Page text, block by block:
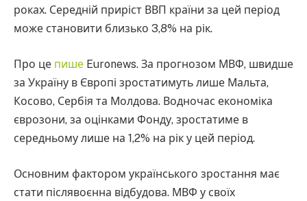
роках. Середній приріст ВВП країни за цей період
може становити близько 3,8% на рік.
Про це пише Euronews. За прогнозом МВФ, швидше
за Україну в Європі зростатимуть лише Мальта,
Косово, Сербія та Молдова. Водночас економіка
єврозони, за оцінками Фонду, зростатиме в
середньому лише на 1,2% на рік у цей період.
Основним фактором українського зростання має
стати післявоєнна відбудова. МВФ у своїх